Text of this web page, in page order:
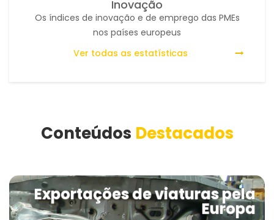
Inovação
Os índices de inovação e de emprego das PMEs
nos países europeus
Ver todas as estatísticas
Conteúdos Destacados
Exportações de viaturas pela
Europa